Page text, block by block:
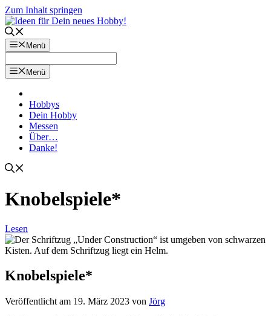
Zum Inhalt springen
Menü
Menü
Hobbys
Dein Hobby
Messen
Über…
Danke!
Knobelspiele*
Lesen
Knobelspiele*
Veröffentlicht am 19. März 2023 von Jörg